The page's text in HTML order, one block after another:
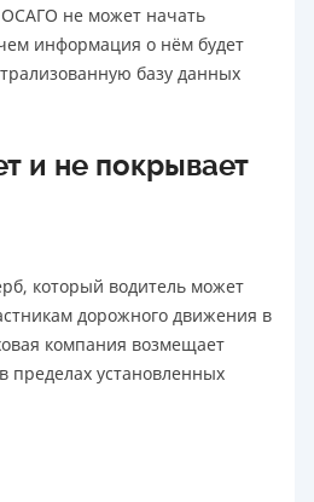
не может начать
информация о нём будет
базу данных
и не покрывает
который водитель может
дорожного движения в
компания возмещает
установленных